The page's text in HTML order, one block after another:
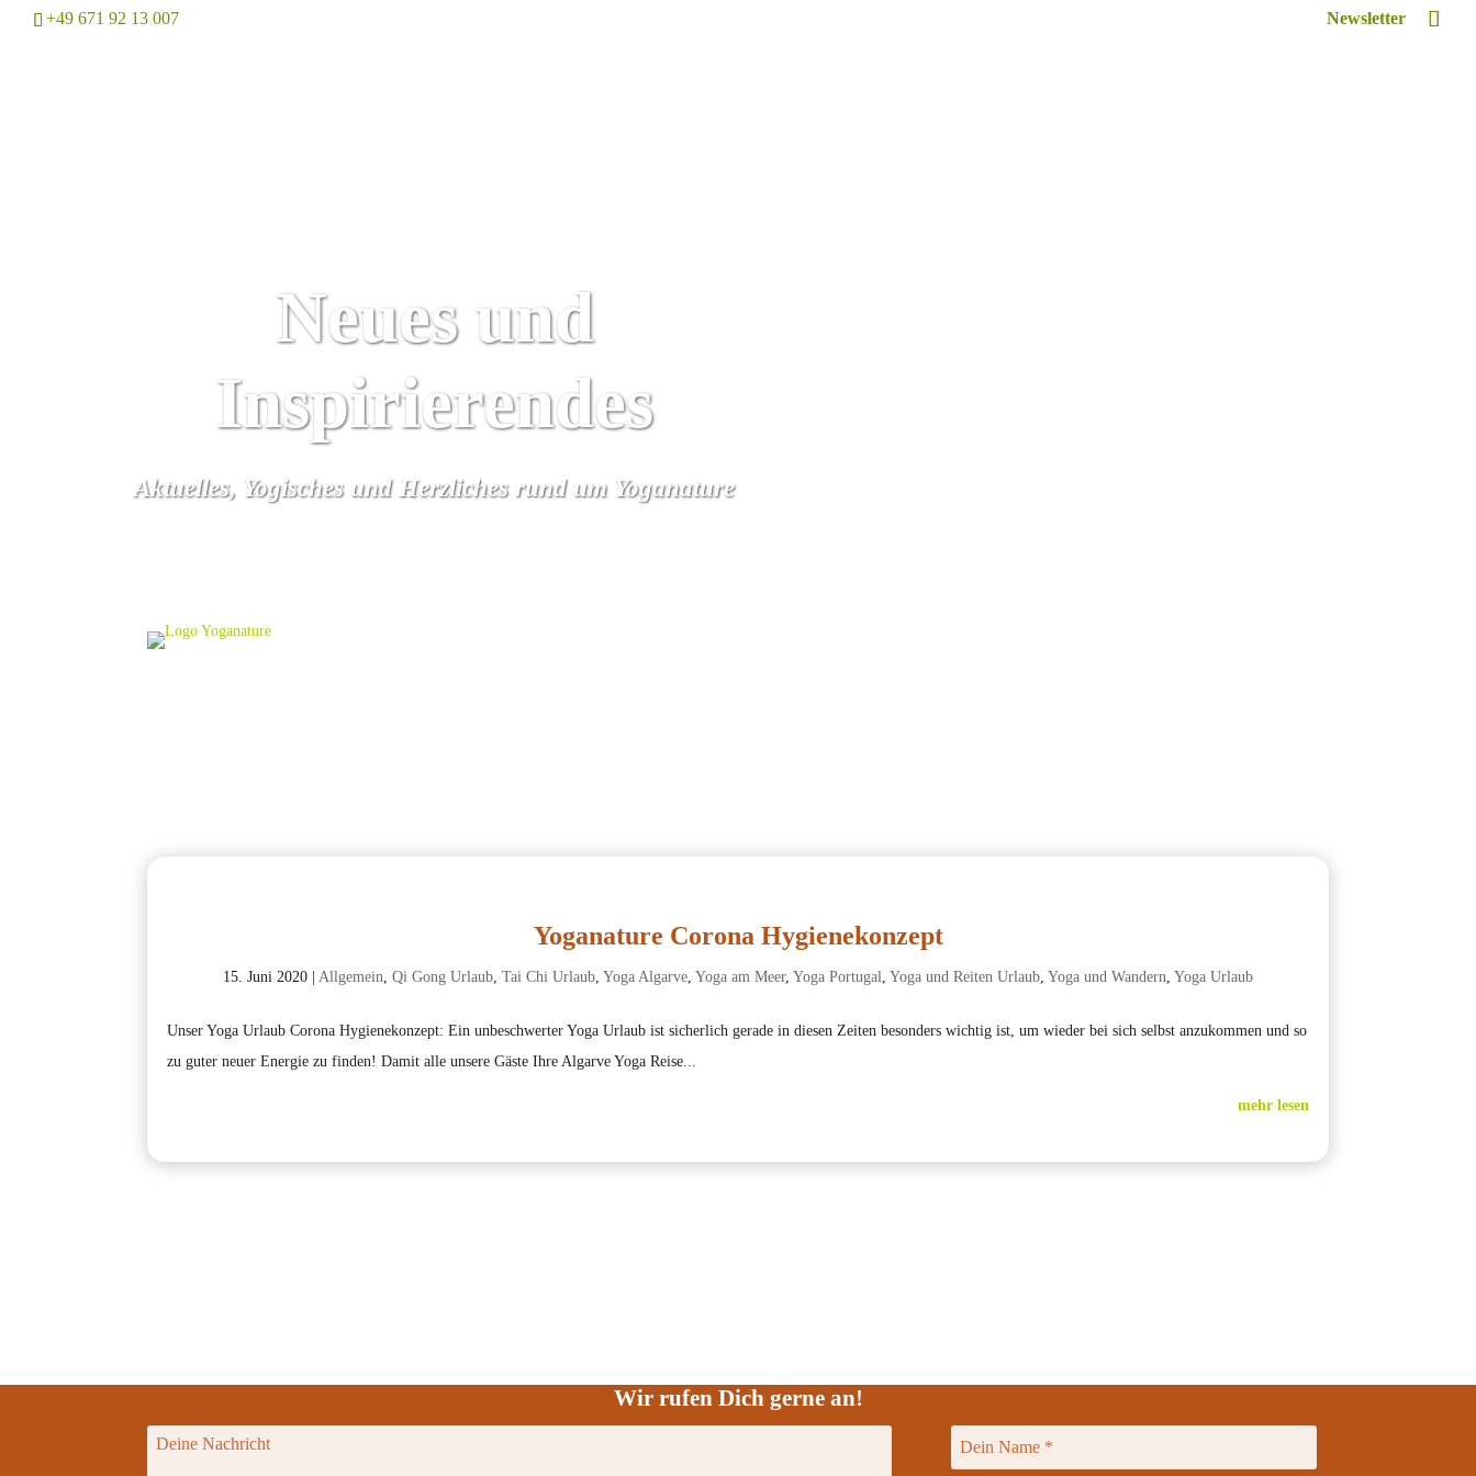
+49 671 92 13 007 Newsletter
Neues und
Inspirierendes
Aktuelles, Yogisches und Herzliches rund um Yoganature
Yoganature Corona Hygienekonzept
15. Juni 2020 Allgemein, Qi Gong Urlaub, Tai Chi Urlaub, Yoga Algarve, Yoga am Meer, Yoga Portugal, Yoga und Reiten Urlaub, Yoga und Wandern, Yoga Urlaub
Unser Yoga Urlaub Corona Hygienekonzept: Ein unbeschwerter Yoga Urlaub ist sicherlich gerade in diesen Zeiten besonders wichtig ist, um wieder bei sich selbst anzukommen und so
zu guter neuer Energie zu finden! Damit alle unsere Gäste Ihre Algarve Yoga Reise...
mehr lesen
Wir rufen Dich gerne an!